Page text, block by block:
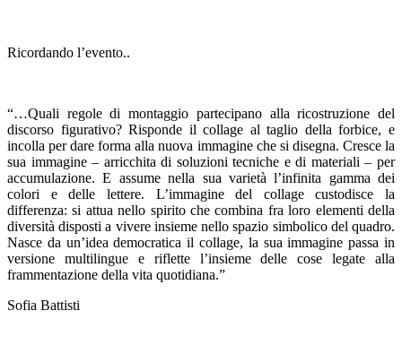
Ricordando l’evento..
“…Quali regole di montaggio partecipano alla ricostruzione del
discorso figurativo? Risponde il collage al taglio della forbice, e
incolla per dare forma alla nuova immagine che si disegna. Cresce la
sua immagine – arricchita di soluzioni tecniche e di materiali – per
accumulazione. E assume nella sua varietà l’infinita gamma dei
colori e delle lettere. L’immagine del collage custodisce la
differenza: si attua nello spirito che combina fra loro elementi della
diversità disposti a vivere insieme nello spazio simbolico del quadro.
Nasce da un’idea democratica il collage, la sua immagine passa in
versione multilingue e riflette l’insieme delle cose legate alla
frammentazione della vita quotidiana.”
Sofia Battisti